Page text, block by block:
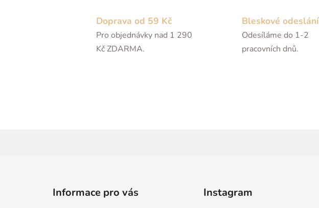
Doprava od 59 Kč
Pro objednávky nad 1 290
Kč ZDARMA.
Bleskové odeslání
Odesíláme do 1-2
pracovních dnů.
Informace pro vás Instagram